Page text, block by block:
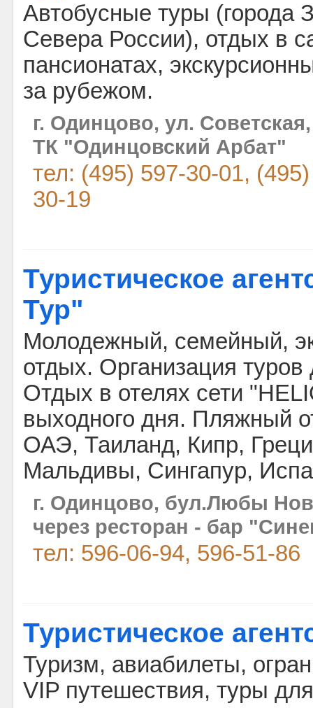
Автобусные туры (города
Севера России), отдых в
пансионатах,
за рубежом.
г. Одинцово, ул.
ТК "Одинцовский Арбат"
тел: (495) 597-30-01,
30-19
Туристическое
Тур"
Молодежный, семейный,
отдых. Организация
Отдых в отелях сети
выходного дня. Пляжный
ОАЭ, Таиланд, Кипр,
Мальдивы, Сингапур,
г. Одинцово, бул.Любы
через ресторан - бар
тел: 596-06-94, 596-51-86
Туристическое
Туризм, авиабилеты,
VIP путешествия, туры